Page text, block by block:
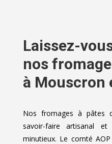
Laissez-
nos
à Mouscron
Nos fromages à pâtes
savoir-faire artisanal et
minutieux. Le comté